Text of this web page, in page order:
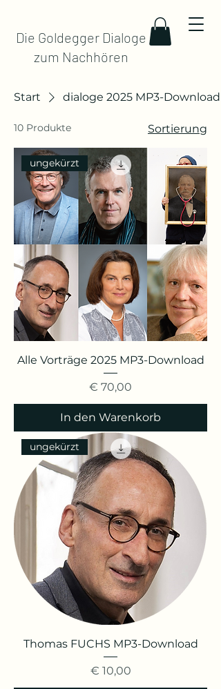
Die Goldegger Dialoge
zum Nachhören
Start dialoge 2025 MP3-Download
10 Produkte Sortierung
ungekürzt
Alle Vorträge 2025 MP3-Download
Preis
€ 70,00
In den Warenkorb
ungekürzt
Thomas FUCHS MP3-Download
Preis
€ 10,00